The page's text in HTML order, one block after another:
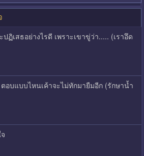
เสธอย่างไรดี เพราะเขาขู่ว่า..... (เราอึด
อบแบบไหนเค้าจะไม่ทักมายืมอีก (รักษาน้ำ